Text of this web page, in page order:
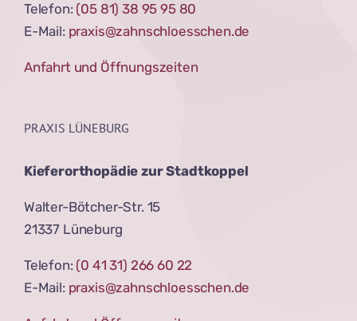
Telefon: (05 81) 38 95 95 80
E-Mail: praxis@zahnschloesschen.de
Anfahrt und Öffnungszeiten
PRAXIS LÜNEBURG
Kieferorthopädie zur Stadtkoppel
Walter-Bötcher-Str. 15
21337 Lüneburg
Telefon: (0 41 31) 266 60 22
E-Mail: praxis@zahnschloesschen.de